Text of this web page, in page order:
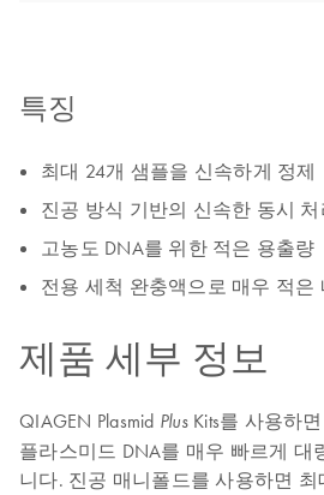
특징
최대 24개 샘플을 신속하게 정제
진공 방식 기반의 신속한 동시 처
고농도 DNA를 위한 적은 용출량
전용 세척 완충액으로 매우 적은
제품 세부 정보
QIAGEN Plasmid PlusKits를 사용하
플라스미드 DNA를 매우 빠르게 대
니다. 진공 매니폴드를 사용하면